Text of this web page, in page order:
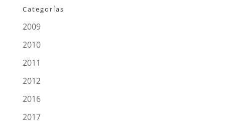
Categorías
2009
2010
2011
2012
2016
2017